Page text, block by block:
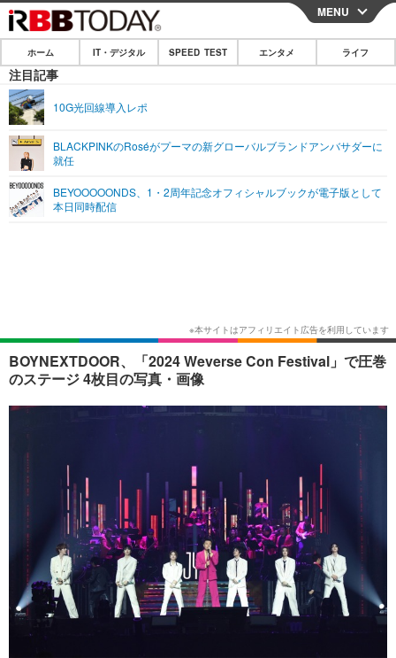
CLOSE
ホーム
IT・デジタル
ショッピング その他
SPEED TEST
エンタメ
エンタメTOP
ショッピング その他
ライフ
MENU
ホーム IT・デジタル SPEED TEST エンタメ ライフ
注目記事
10G光回線導入レポ
BLACKPINKのRoséがプーマの新グローバルブランドアンバサダーに
就任
BEYOOOOONDS、1・2周年記念オフィシャルブックが電子版として
本日同時配信
BOYNEXTDOOR、「2024 Weverse Con Festival」で圧巻
のステージ 4枚目の写真・画像